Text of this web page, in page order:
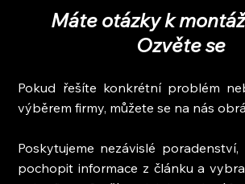
Máte otázky k
Ozvěte se
Pokud řešíte konkrétní problém
výběrem firmy, můžete se na nás
Poskytujeme nezávislé poradenství,
pochopit informace z článku a